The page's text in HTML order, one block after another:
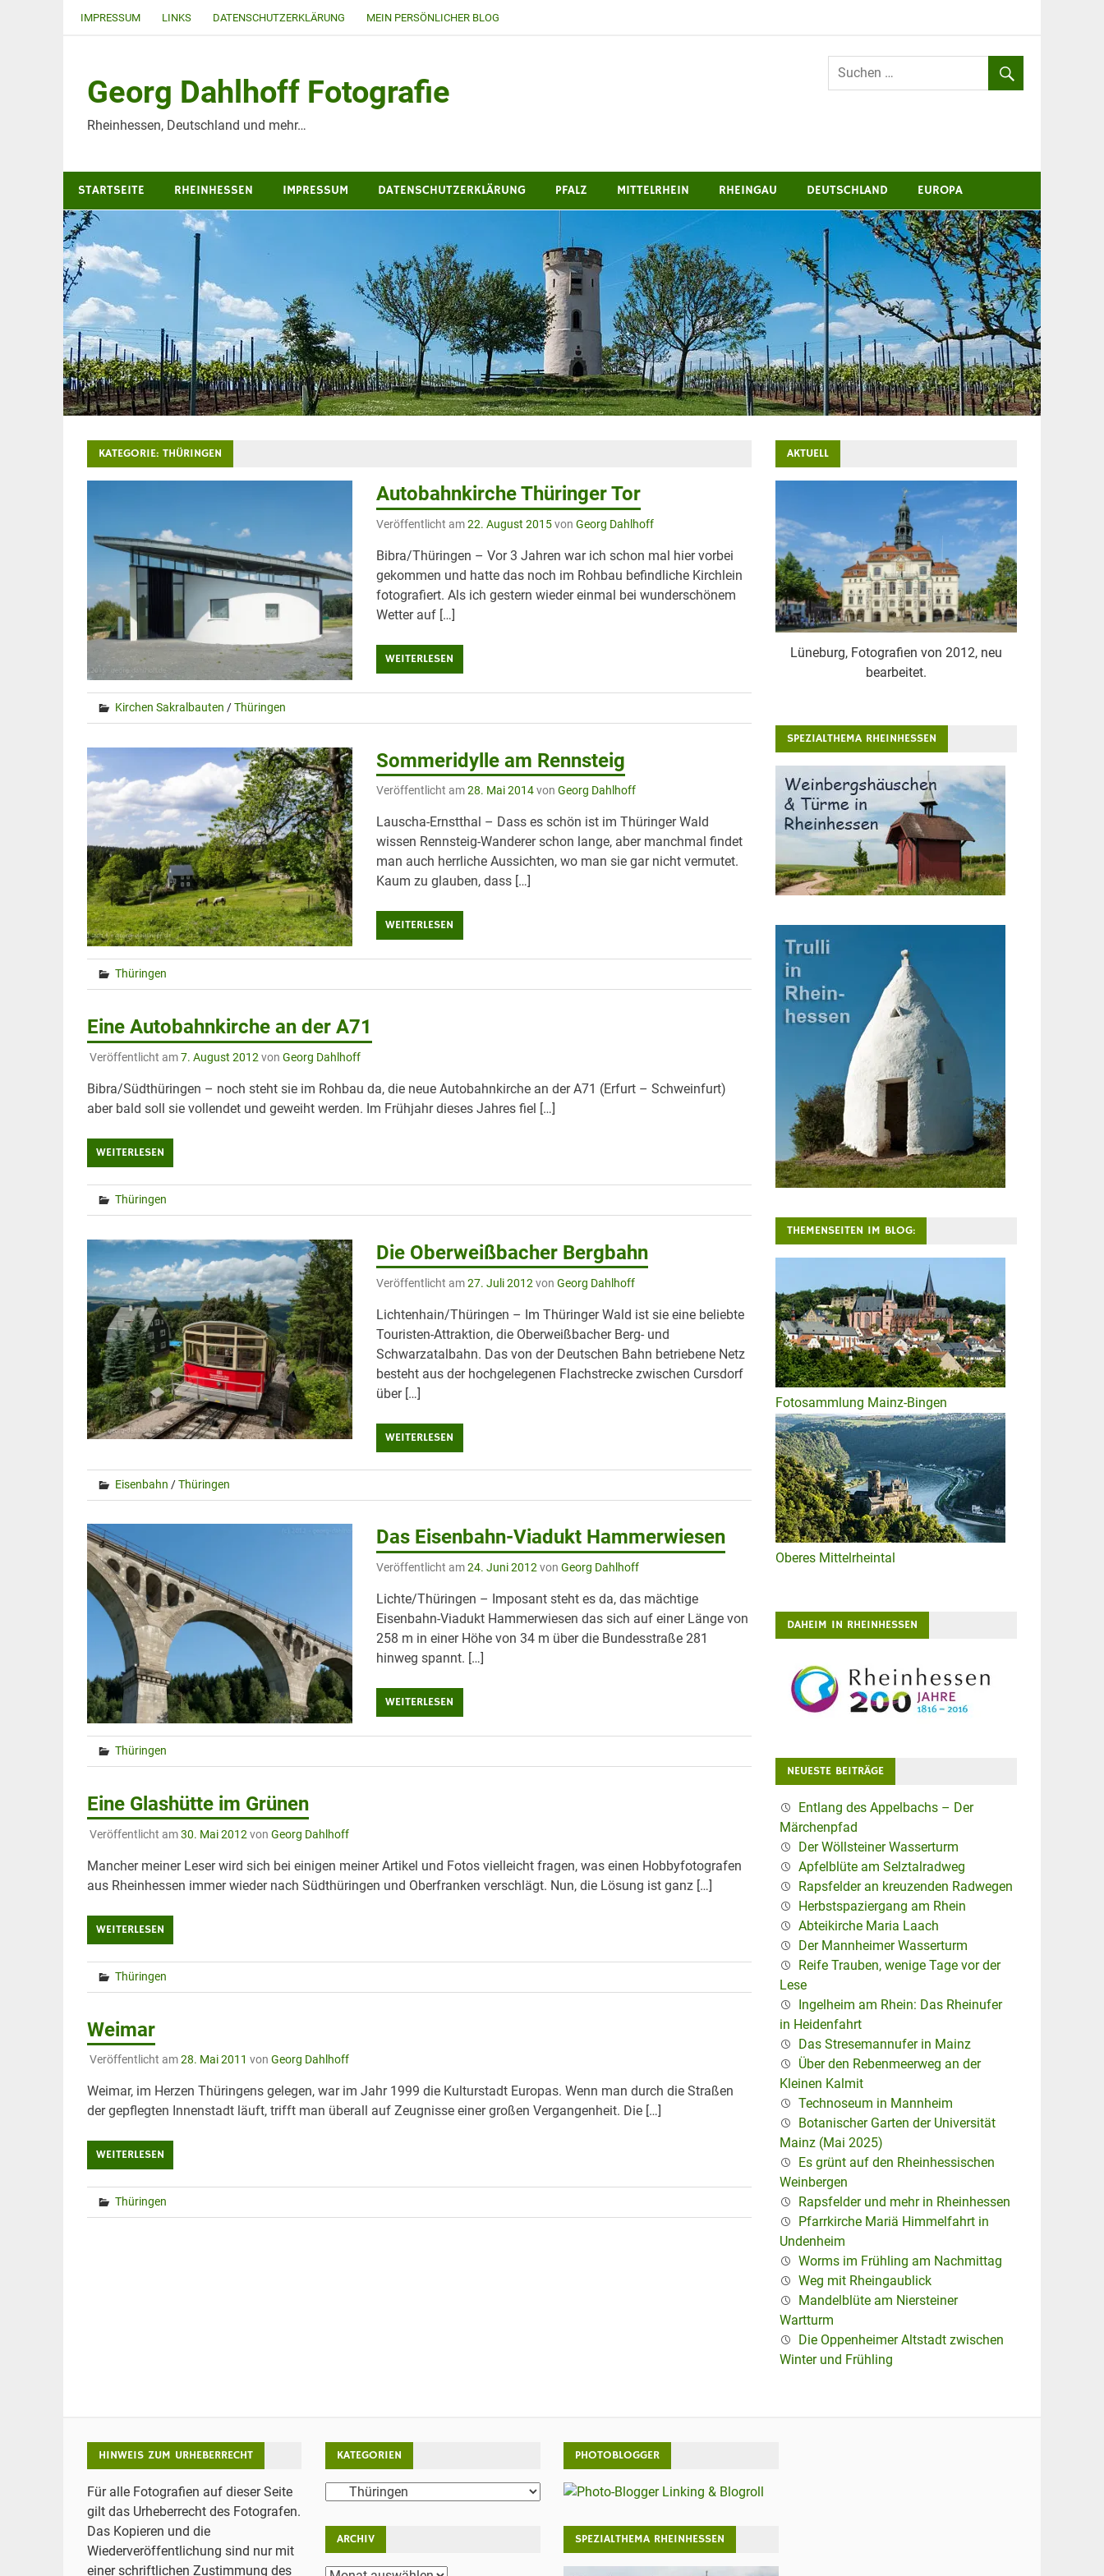
IMPRESSUM LINKS DATENSCHUTZERKLÄRUNG MEIN PERSÖNLICHER BLOG
Georg Dahlhoff Fotografie
Rheinhessen, Deutschland und mehr…
STARTSEITE RHEINHESSEN IMPRESSUM DATENSCHUTZERKLÄRUNG PFALZ MITTELRHEIN RHEINGAU DEUTSCHLAND EUROPA
KATEGORIE: THÜRINGEN
Autobahnkirche Thüringer Tor
Veröffentlicht am22. August 2015vonGeorg Dahlhoff
Bibra/Thüringen – Vor 3 Jahren war ich schon mal hier vorbei
gekommen und hatte das noch im Rohbau befindliche Kirchlein
fotografiert. Als ich gestern wieder einmal bei wunderschönem
Wetter auf […]
WEITERLESEN
Kirchen Sakralbauten /Thüringen
Sommeridylle am Rennsteig
Veröffentlicht am28. Mai 2014vonGeorg Dahlhoff
Lauscha-Ernstthal – Dass es schön ist im Thüringer Wald
wissen Rennsteig-Wanderer schon lange, aber manchmal findet
man auch herrliche Aussichten, wo man sie gar nicht vermutet.
Kaum zu glauben, dass […]
WEITERLESEN
Thüringen
Eine Autobahnkirche an der A71
Veröffentlicht am7. August 2012 von Georg Dahlhoff
Bibra/Südthüringen – noch steht sie im Rohbau da, die neue Autobahnkirche an der A71 (Erfurt – Schweinfurt)
aber bald soll sie vollendet und geweiht werden. Im Frühjahr dieses Jahres fiel […]
WEITERLESEN
Thüringen
Die Oberweißbacher Bergbahn
Veröffentlicht am27. Juli 2012 vonGeorg Dahlhoff
Lichtenhain/Thüringen – Im Thüringer Wald ist sie eine beliebte
Touristen-Attraktion, die Oberweißbacher Berg- und
Schwarzatalbahn. Das von der Deutschen Bahn betriebene Netz
besteht aus der hochgelegenen Flachstrecke zwischen Cursdorf
über […]
WEITERLESEN
Eisenbahn /Thüringen
Das Eisenbahn-Viadukt Hammerwiesen
Veröffentlicht am24. Juni 2012vonGeorg Dahlhoff
Lichte/Thüringen – Imposant steht es da, das mächtige
Eisenbahn-Viadukt Hammerwiesen das sich auf einer Länge von
258 m in einer Höhe von 34 m über die Bundesstraße 281
hinweg spannt. […]
WEITERLESEN
Thüringen
Eine Glashütte im Grünen
Veröffentlicht am30. Mai 2012 von Georg Dahlhoff
Mancher meiner Leser wird sich bei einigen meiner Artikel und Fotos vielleicht fragen, was einen Hobbyfotografen
aus Rheinhessen immer wieder nach Südthüringen und Oberfranken verschlägt. Nun, die Lösung ist ganz […]
WEITERLESEN
Thüringen
Weimar
Veröffentlicht am28. Mai 2011 von Georg Dahlhoff
Weimar, im Herzen Thüringens gelegen, war im Jahr 1999 die Kulturstadt Europas. Wenn man durch die Straßen
der gepflegten Innenstadt läuft, trifft man überall auf Zeugnisse einer großen Vergangenheit. Die […]
WEITERLESEN
Thüringen
AKTUELL
Lüneburg, Fotografien von 2012, neu
bearbeitet.
SPEZIALTHEMA RHEINHESSEN
THEMENSEITEN IM BLOG:
Fotosammlung Mainz-Bingen
Oberes Mittelrheintal
DAHEIM IN RHEINHESSEN
NEUESTE BEITRÄGE
Entlang des Appelbachs – Der
Märchenpfad
Der Wöllsteiner Wasserturm
Apfelblüte am Selztalradweg
Rapsfelder an kreuzenden Radwegen
Herbstspaziergang am Rhein
Abteikirche Maria Laach
Der Mannheimer Wasserturm
Reife Trauben, wenige Tage vor der
Lese
Ingelheim am Rhein: Das Rheinufer
in Heidenfahrt
Das Stresemannufer in Mainz
Über den Rebenmeerweg an der
Kleinen Kalmit
Technoseum in Mannheim
Botanischer Garten der Universität
Mainz (Mai 2025)
Es grünt auf den Rheinhessischen
Weinbergen
Rapsfelder und mehr in Rheinhessen
Pfarrkirche Mariä Himmelfahrt in
Undenheim
Worms im Frühling am Nachmittag
Weg mit Rheingaublick
Mandelblüte am Niersteiner
Wartturm
Die Oppenheimer Altstadt zwischen
Winter und Frühling
HINWEIS ZUM URHEBERRECHT
Für alle Fotografien auf dieser Seite
gilt das Urheberrecht des Fotografen.
Das Kopieren und die
Wiederveröffentlichung sind nur mit
einer schriftlichen Zustimmung des
KATEGORIEN
Kategorien
ARCHIV
PHOTOBLOGGER
SPEZIALTHEMA RHEINHESSEN